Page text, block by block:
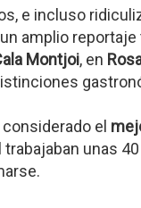
e incluso
amplio reportaje
Montjoi, en
el
trabajaban unas